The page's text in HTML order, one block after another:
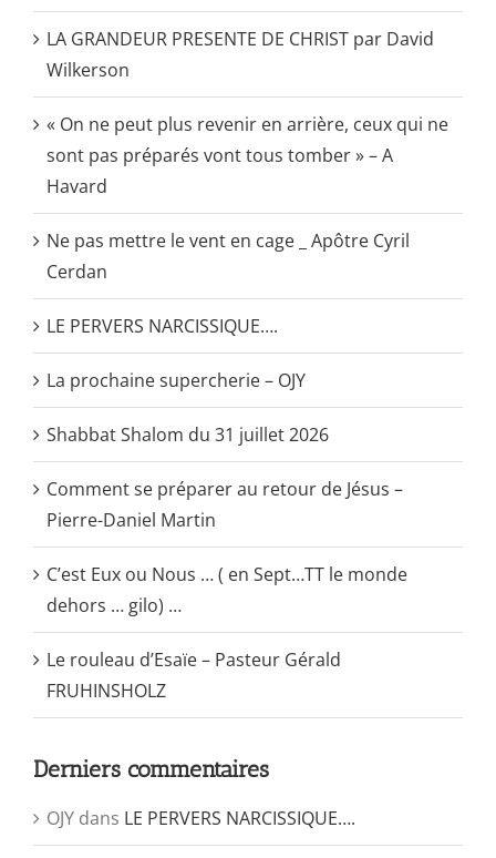
LA GRANDEUR PRESENTE DE CHRIST par David
Wilkerson
« On ne peut plus revenir en arrière, ceux qui ne
sont pas préparés vont tous tomber » – A
Havard
Ne pas mettre le vent en cage _ Apôtre Cyril
Cerdan
LE PERVERS NARCISSIQUE….
La prochaine supercherie – OJY
Shabbat Shalom du 31 juillet 2026
Comment se préparer au retour de Jésus –
Pierre-Daniel Martin
C’est Eux ou Nous … ( en Sept…TT le monde
dehors … gilo) …
Le rouleau d’Esaïe – Pasteur Gérald
FRUHINSHOLZ
Derniers commentaires
OJY dans LE PERVERS NARCISSIQUE….